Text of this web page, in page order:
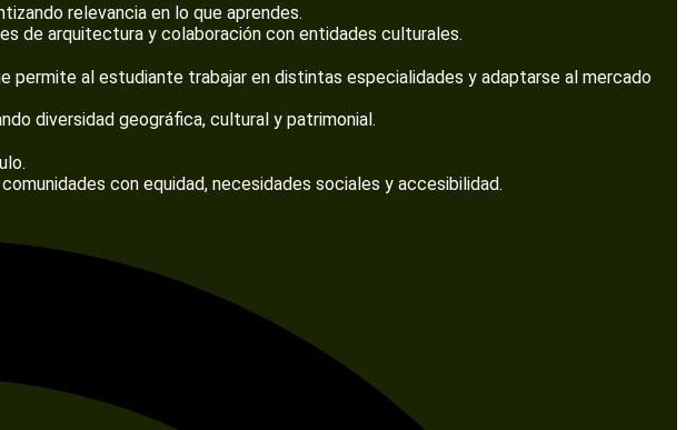
relevancia en lo que aprendes.
de arquitectura y colaboración con entidades culturales.
permite al estudiante trabajar en distintas especialidades y adaptarse al mercado
diversidad geográfica, cultural y patrimonial.
con equidad, necesidades sociales y accesibilidad.